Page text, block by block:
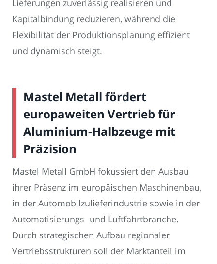
Lieferungen zuverlässig realisieren und
Kapitalbindung reduzieren, während die
Flexibilität der Produktionsplanung effizient
und dynamisch steigt.
Mastel Metall fördert
europaweiten Vertrieb für
Aluminium-Halbzeuge mit
Präzision
Mastel Metall GmbH fokussiert den Ausbau
ihrer Präsenz im europäischen Maschinenbau,
in der Automobilzulieferindustrie sowie in der
Automatisierungs- und Luftfahrtbranche.
Durch strategischen Aufbau regionaler
Vertriebsstrukturen soll der Marktanteil im